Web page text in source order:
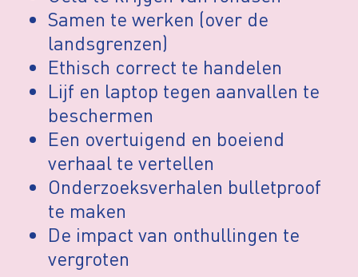
Samen te werken (over de
landsgrenzen)
Ethisch correct te handelen
Lijf en laptop tegen aanvallen te
beschermen
Een overtuigend en boeiend
verhaal te vertellen
Onderzoeksverhalen bulletproof
te maken
De impact van onthullingen te
vergroten